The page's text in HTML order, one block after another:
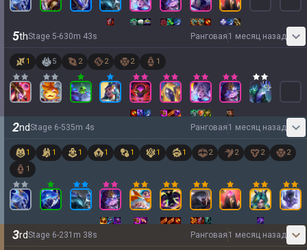
5thStage 5-630m 43s Ранговая 1 месяц назад
1 5 2 2 2 1
2ndStage 6-535m 4s Ранговая 1 месяц назад
1 1 1 1 1 1 1 2 2 2
2
1
3rdStage 6-231 m 38s Ранговая 1 месяц назад